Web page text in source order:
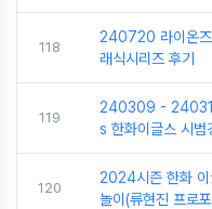
118
240720 라이온즈
래식시리즈 후기
119
240309 -
s 한화이글스 시범
120
2024시즌 한화
놀이(류현진 프로